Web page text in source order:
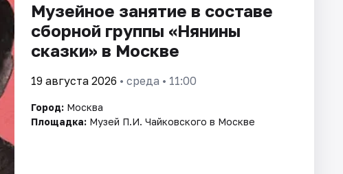
Музейное занятие в составе
сборной группы «Нянины
cкaзки» в Москве
19 августа 2026 • среда • 11:00
Город: Москва
Площадка: Музей П.И. Чайковского в Москве